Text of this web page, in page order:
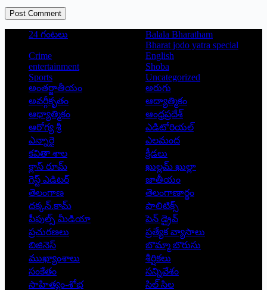
Post Comment
24 గంటలు
Balala Bharatham
Bharat jodo yatra special
Crime
English
entertainment
Shoba
Sports
Uncategorized
అంతర్జాతీయం
అరుగు
అవర్గీకృతం
ఆద్యాత్మికం
ఆధ్యాత్మికం
ఆంధ్రప్రదేశ్
ఆరోగ్య శ్రీ
ఎడిటోరియల్
ఎన్నారై
ఎలమంద
కవితా శాల
క్రీడలు
క్లాస్ రూమ్
ఖుల్లమ్ ఖుల్లా
గెస్ట్ ఎడిటర్
జాతీయం
తెలంగాణ
తెలంగాణార్థం
దక్కన్.కామ్
పాలిటిక్స్
పీపుల్స్ ‌మీడియా
పెన్ డ్రైవ్
ప్రచురణలు
ప్రత్యేక వ్యాసాలు
బిజినెస్
బొమ్మా బొరుసు
ముఖ్యాంశాలు
శీర్షికలు
సంకేతం
సన్నివేశం
సాహిత్యం-శోభ
సిల్ సిల